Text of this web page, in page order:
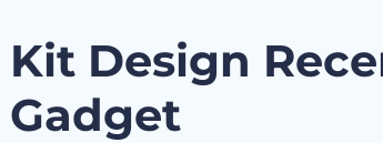
Kit Design
Gadget